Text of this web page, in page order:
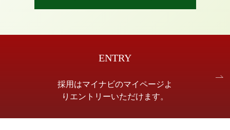
ENTRY
採用はマイナビのマイページよ
りエントリーいただけます。